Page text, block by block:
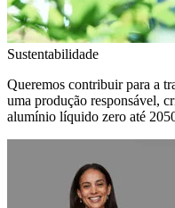
Sustentabilidade
Queremos contribuir para a
uma produção responsável,
alumínio líquido zero até